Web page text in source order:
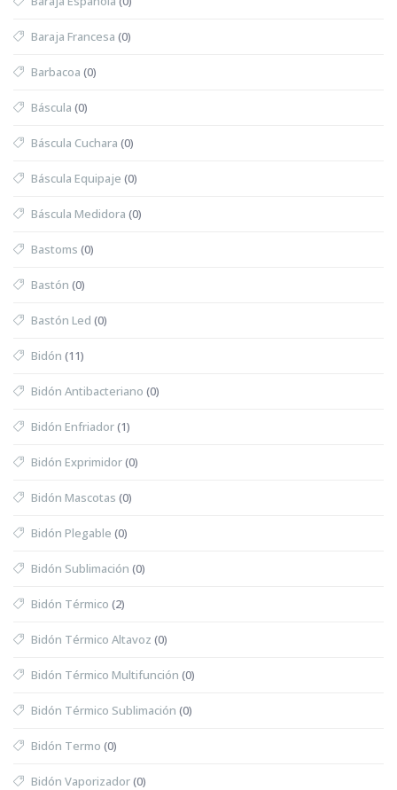
Baraja Francesa (0)
Barbacoa (0)
Báscula (0)
Báscula Cuchara (0)
Báscula Equipaje (0)
Báscula Medidora (0)
Bastoms (0)
Bastón (0)
Bastón Led (0)
Bidón (11)
Bidón Antibacteriano (0)
Bidón Enfriador(1)
Bidón Exprimidor(0)
Bidón Mascotas (0)
Bidón Plegable (0)
Bidón Sublimación (0)
Bidón Térmico (2)
Bidón Térmico Altavoz (0)
Bidón Térmico Multifunción (0)
Bidón Térmico Sublimación (0)
Bidón Termo (0)
Bidón Vaporizador(0)